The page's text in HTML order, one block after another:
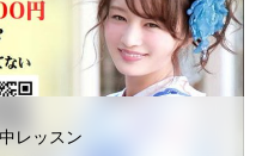
レッスン